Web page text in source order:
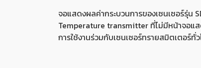
จอแสดงผลค่ากระบวนการของเซนเซอร์รุ่น
Temperature transmitter ที่ไม่มีหน้าจอแ
การใช้งานร่วมกับเซนเซอร์ทรายสมิตเตอร์ทั่